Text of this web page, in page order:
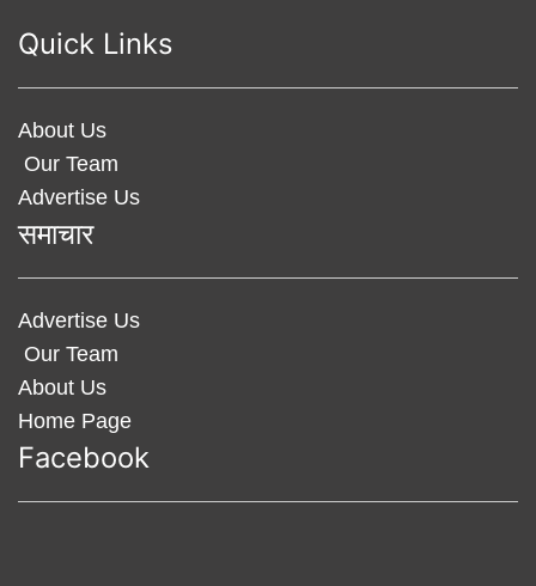
Quick Links
About Us
Our Team
Advertise Us
समाचार
Advertise Us
Our Team
About Us
Home Page
Facebook